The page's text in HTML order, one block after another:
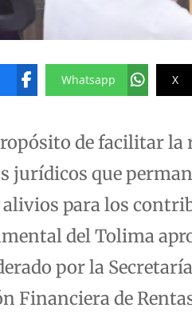
Whatsapp X
de facilitar la
jurídicos que
para los
del Tolima
por la
Financiera de